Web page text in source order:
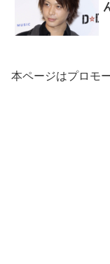
本ページはプロモ